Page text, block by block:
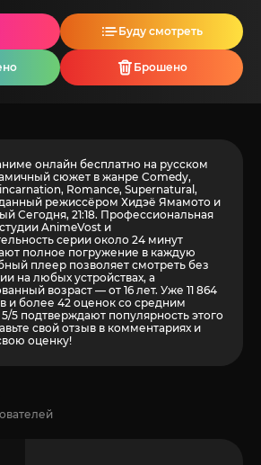
Буду смотреть
Брошено
онлайн бесплатно на русском
сюжет в жанре Comedy,
Romance, Supernatural,
режиссёром Хидэё Ямамото и
Сегодня, 21:18. Профессиональная
AnimeVost и
серии около 24 минут
полное погружение в каждую
плеер позволяет смотреть без
на любых устройствах, а
возраст — от 16 лет. Уже 11 864
и более 42 оценок со средним
5 подтверждают популярность этого
свой отзыв в комментариях и
оценку!